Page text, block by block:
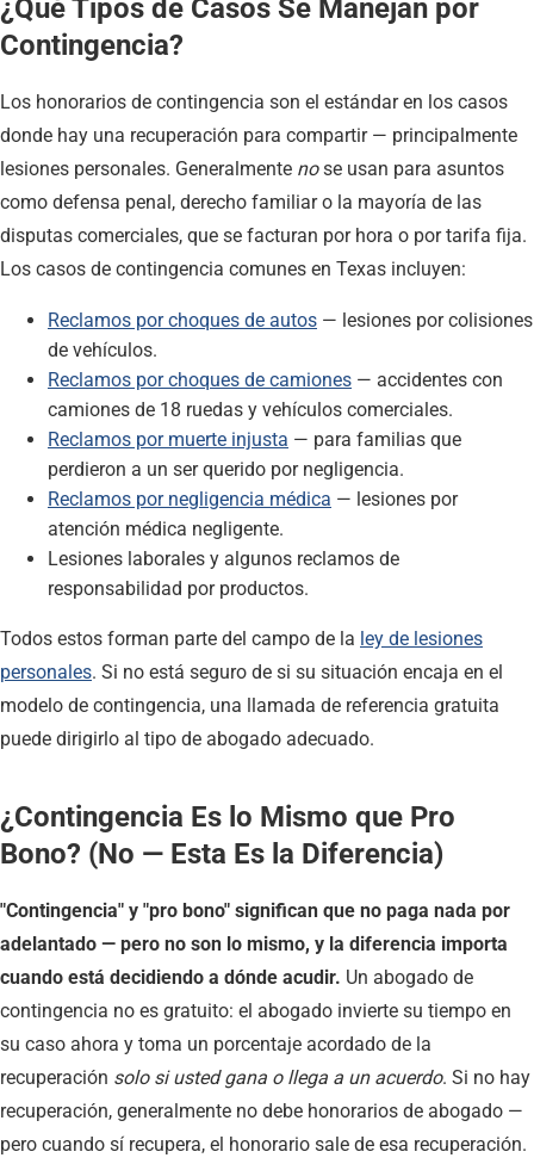
¿Qué Tipos de Casos Se Manejan por
Contingencia?
Los honorarios de contingencia son el estándar en los casos
donde hay una recuperación para compartir — principalmente
lesiones personales. Generalmente nose usan para asuntos
como defensa penal, derecho familiar o la mayoría de las
disputas comerciales, que se facturan por hora o por tarifa fija.
Los casos de contingencia comunes en Texas incluyen:
Reclamos por choques de autos — lesiones por colisiones
de vehículos.
Reclamos por choques de camiones — accidentes con
camiones de 18 ruedas y vehículos comerciales.
Reclamos por muerte injusta — para familias que
perdieron a un ser querido por negligencia.
Reclamos por negligencia médica — lesiones por
atención médica negligente.
Lesiones laborales y algunos reclamos de
responsabilidad por productos.
Todos estos forman parte del campo de la ley de lesiones
personales. Si no está seguro de si su situación encaja en el
modelo de contingencia, una llamada de referencia gratuita
puede dirigirlo al tipo de abogado adecuado.
¿Contingencia Es lo Mismo que Pro
Bono? (No — Esta Es la Diferencia)
"Contingencia" y "pro bono" significan que no paga nada por
adelantado — pero no son lo mismo, y la diferencia importa
cuando está decidiendo a dónde acudir. Un abogado de
contingencia no es gratuito: el abogado invierte su tiempo en
su caso ahora y toma un porcentaje acordado de la
recuperación solo si usted gana o llega a un acuerdo. Si no hay
recuperación, generalmente no debe honorarios de abogado —
pero cuando sí recupera, el honorario sale de esa recuperación.